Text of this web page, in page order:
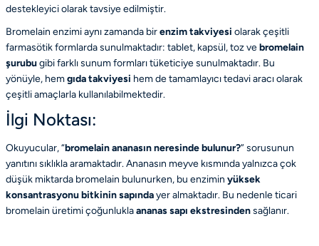
destekleyici olarak tavsiye edilmiştir.
Bromelain enzimi aynı zamanda birenzim takviyesi olarak çeşitli
farmasötik formlarda sunulmaktadır: tablet, kapsül, toz vebromelain
şurubugibi farklı sunum formları tüketiciye sunulmaktadır. Bu
yönüyle, hemgıda takviyesi hem de tamamlayıcı tedavi aracı olarak
çeşitli amaçlarla kullanılabilmektedir.
İlgi Noktası:
Okuyucular, “bromelain ananasın neresinde bulunur?” sorusunun
yanıtını sıklıkla aramaktadır. Ananasın meyve kısmında yalnızca çok
düşük miktarda bromelain bulunurken, bu enzimin yüksek
konsantrasyonu bitkinin sapındayer almaktadır. Bu nedenle ticari
bromelain üretimi çoğunluklaananas sapı ekstresindensağlanır.